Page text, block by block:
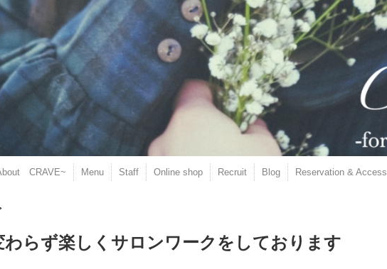
CRAVE~ Menu Staff Online shop Recruit Blog Reservation & Access
わらず楽しくサロンワークをしております